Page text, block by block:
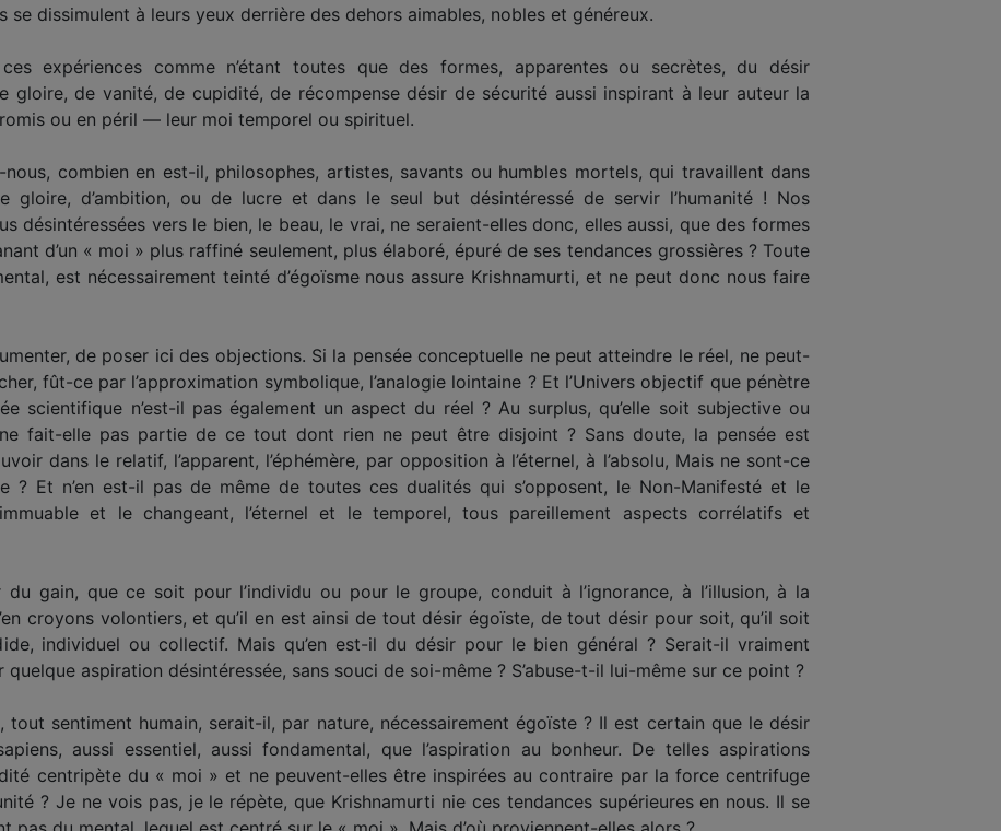
se dissimulent à leurs yeux derrière des dehors aimables, nobles et généreux.
expériences comme n’étant toutes que des formes, apparentes ou secrètes, du désir
gloire, de vanité, de cupidité, de récompense désir de sécurité aussi inspirant à leur auteur la
ou en péril — leur moi temporel ou spirituel.
combien en est-il, philosophes, artistes, savants ou humbles mortels, qui travaillent dans
gloire, d’ambition, ou de lucre et dans le seul but désintéressé de servir l’humanité ! Nos
désintéressées vers le bien, le beau, le vrai, ne seraient-elles donc, elles aussi, que des formes
d’un « moi » plus raffiné seulement, plus élaboré, épuré de ses tendances grossières ? Toute
est nécessairement teinté d’égoïsme nous assure Krishnamurti, et ne peut donc nous faire
de poser ici des objections. Si la pensée conceptuelle ne peut atteindre le réel, ne peut-
fût-ce par l’approximation symbolique, l’analogie lointaine ? Et l’Univers objectif que pénètre
scientifique n’est-il pas également un aspect du réel ? Au surplus, qu’elle soit subjective ou
fait-elle pas partie de ce tout dont rien ne peut être disjoint ? Sans doute, la pensée est
dans le relatif, l’apparent, l’éphémère, par opposition à l’éternel, à l’absolu, Mais ne sont-ce
? Et n’en est-il pas de même de toutes ces dualités qui s’opposent, le Non-Manifesté et le
et le changeant, l’éternel et le temporel, tous pareillement aspects corrélatifs et
gain, que ce soit pour l’individu ou pour le groupe, conduit à l’ignorance, à l’illusion, à la
croyons volontiers, et qu’il en est ainsi de tout désir égoïste, de tout désir pour soit, qu’il soit
individuel ou collectif. Mais qu’en est-il du désir pour le bien général ? Serait-il vraiment
quelque aspiration désintéressée, sans souci de soi-même ? S’abuse-t-il lui-même sur ce point ?
tout sentiment humain, serait-il, par nature, nécessairement égoïste ? Il est certain que le désir
aussi essentiel, aussi fondamental, que l’aspiration au bonheur. De telles aspirations
centripète du « moi » et ne peuvent-elles être inspirées au contraire par la force centrifuge
? Je ne vois pas, je le répète, que Krishnamurti nie ces tendances supérieures en nous. Il se